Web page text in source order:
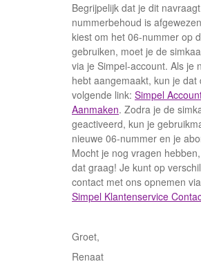
Begrijpelijk dat je dit
nummerbehoud is
kiest om het 06-nummer op
gebruiken, moet je de
via je Simpel-account. Als je
hebt aangemaakt, kun je dat
volgende link: Simpel
Aanmaken. Zodra je de
geactiveerd, kun je
nieuwe 06-nummer en je
Mocht je nog vragen
dat graag! Je kunt op
contact met ons opnemen
Simpel Klantenservice
Groet,
Renaat